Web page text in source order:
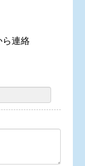
ら連絡